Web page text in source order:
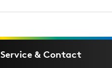
Service & Contact